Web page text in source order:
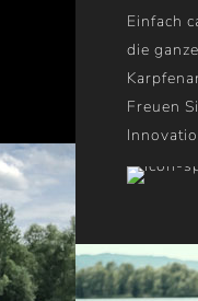
Einfach
die
Freuen